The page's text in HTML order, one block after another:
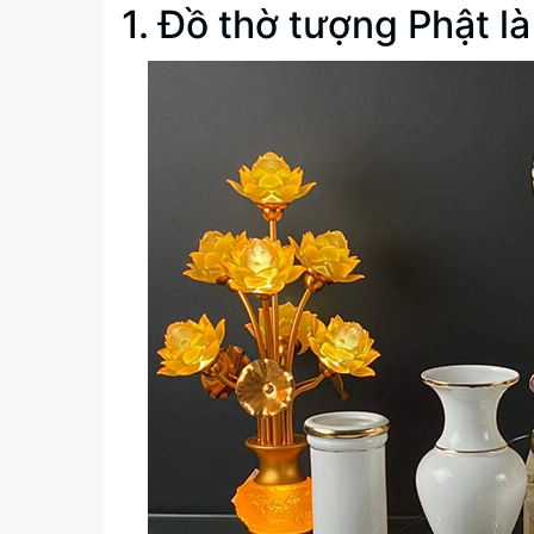
1. Đồ thờ tượng Phật